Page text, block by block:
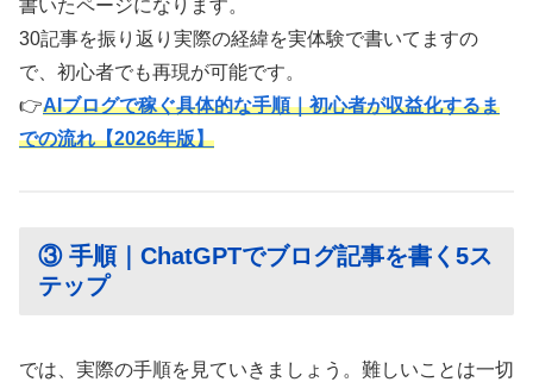
書いたページになります。
30記事を振り返り実際の経緯を実体験で書いてますの
で、初心者でも再現が可能です。
👉AIブログで稼ぐ具体的な手順｜初心者が収益化するま
での流れ【2026年版】
③ 手順｜ChatGPTでブログ記事を書く5ス
テップ
では、実際の手順を見ていきましょう。難しいことは一切